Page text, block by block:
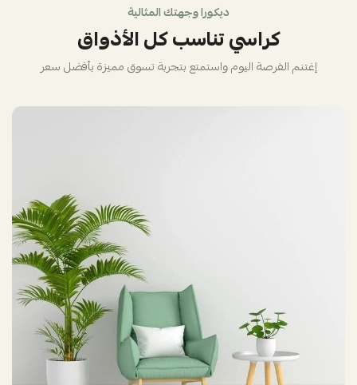
ديكورا وجهتك المثالية
كراسي تناسب كل الأذواق
إغتنم الفرصة اليوم واستمتع بتجربة تسوق مميزة بأفضل سعر